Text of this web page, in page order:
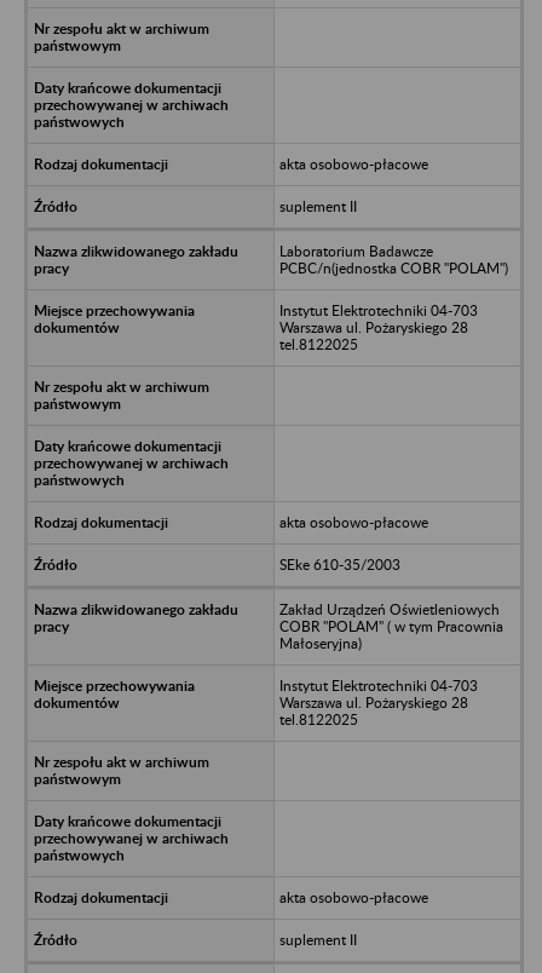
akta osobowo-płacowe
suplement II
Laboratorium Badawcze
PCBC/n(jednostka COBR "POLAM")
Instytut Elektrotechniki 04-703
Warszawa ul. Pożaryskiego 28
tel.8122025
akta osobowo-płacowe
SEke 610-35/2003
Zakład Urządzeń Oświetleniowych
COBR "POLAM" ( w tym Pracownia
Małoseryjna)
Instytut Elektrotechniki 04-703
Warszawa ul. Pożaryskiego 28
tel.8122025
akta osobowo-płacowe
suplement II